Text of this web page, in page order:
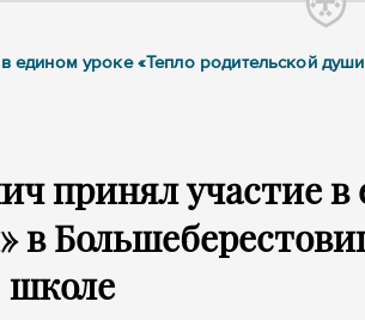
едином уроке «Тепло родительской
принял участие в
в
школе